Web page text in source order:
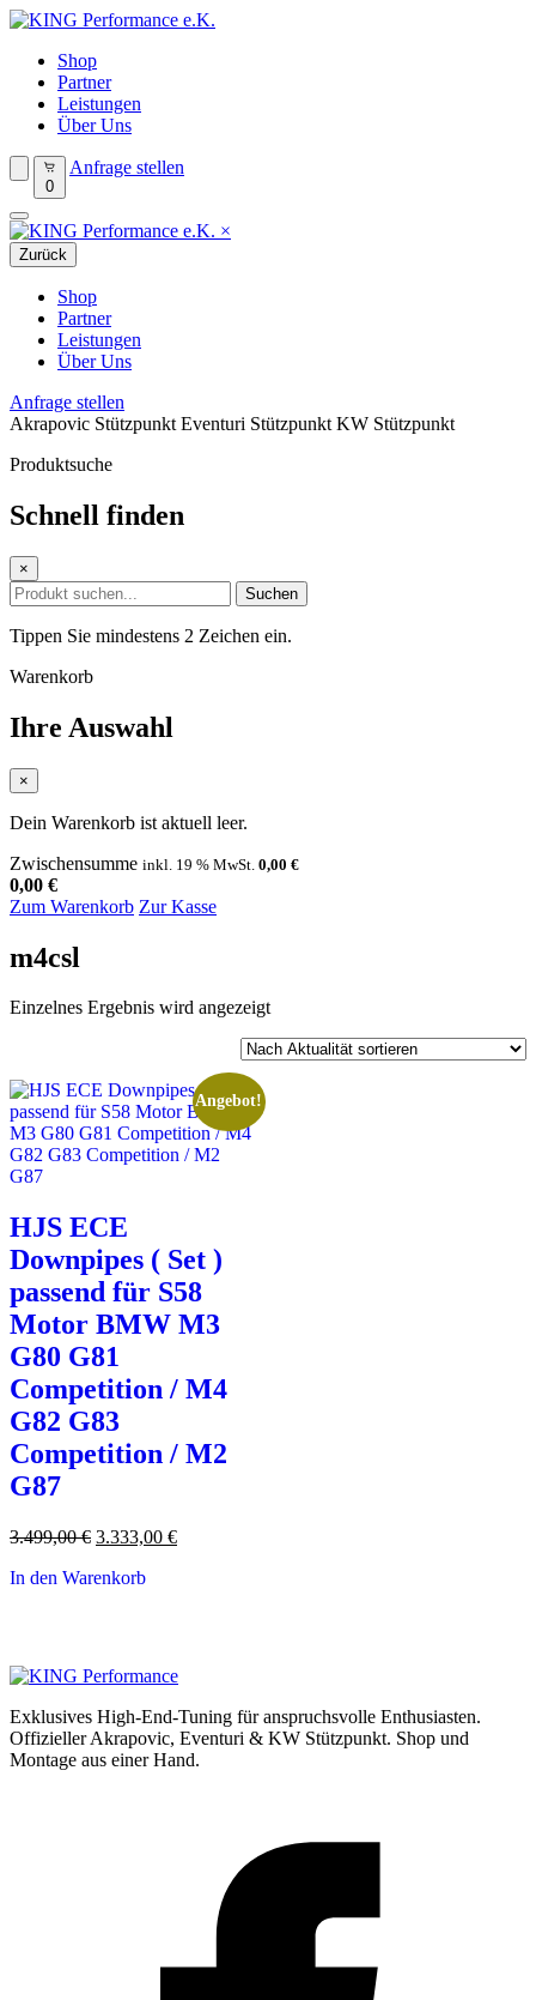
Shop
Partner
Leistungen
Über Uns
0
Anfrage stellen
×
Zurück
Shop
Partner
Leistungen
Über Uns
Anfrage stellen
Akrapovic Stützpunkt Eventuri Stützpunkt KW Stützpunkt
Produktsuche
Schnell finden
×
Suchen
Tippen Sie mindestens 2 Zeichen ein.
Warenkorb
Ihre Auswahl
×
Dein Warenkorb ist aktuell leer.
Zwischensumme inkl. 19 % MwSt. 0,00 €
0,00 €
Zum Warenkorb Zur Kasse
m4csl
Einzelnes Ergebnis wird angezeigt
Angebot!
HJS ECE
Downpipes ( Set )
passend für S58
Motor BMW M3
G80 G81
Competition / M4
G82 G83
Competition / M2
G87
3.499,00€ Ursprünglicher
war:
3.333,00 €Aktueller
In den Warenkorb
Exklusives High-End-Tuning für anspruchsvolle Enthusiasten.
Offizieller Akrapovic, Eventuri & KW Stützpunkt. Shop und
Montage aus einer Hand.